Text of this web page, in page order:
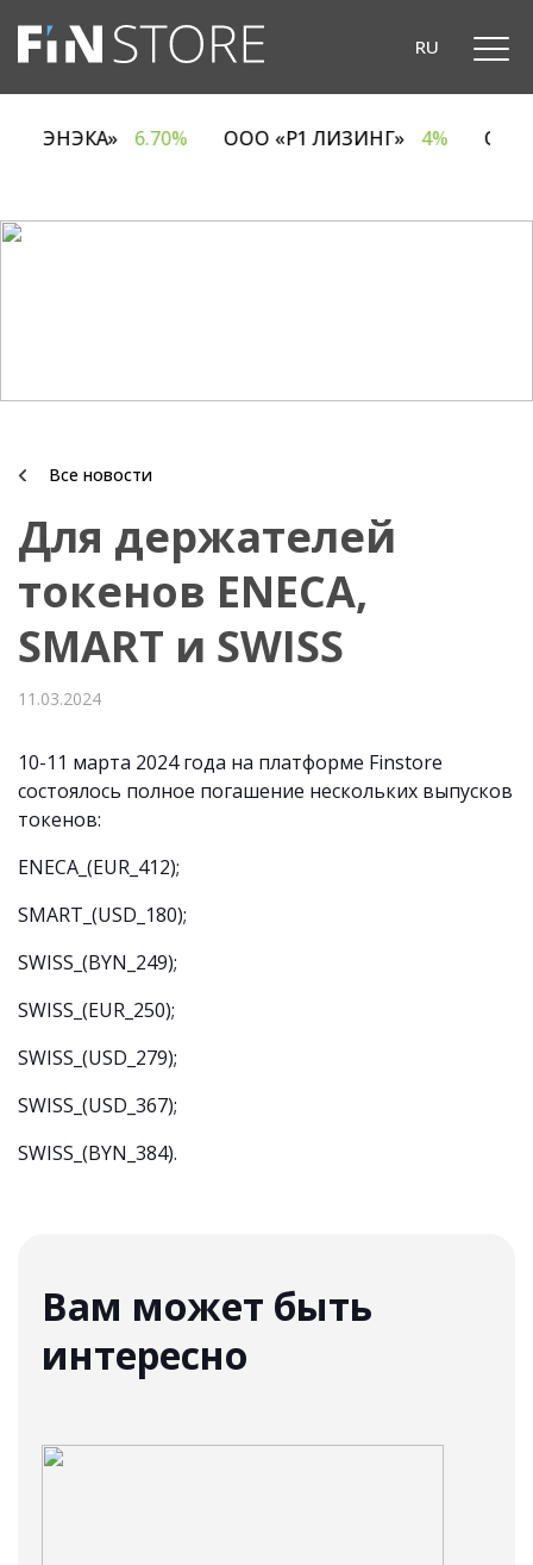
RU
«ЭНЭКА» 6.70% ООО «Р1 ЛИЗИНГ» 4%
Все новости
Для держателей
токенов ENECA,
SMART и SWISS
11.03.2024
10-11 марта 2024 года на платформе Finstore
состоялось полное погашение нескольких выпусков
токенов:
ENECA_(EUR_412);
SMART_(USD_180);
SWISS_(BYN_249);
SWISS_(EUR_250);
SWISS_(USD_279);
SWISS_(USD_367);
SWISS_(BYN_384).
Вам может быть
интересно